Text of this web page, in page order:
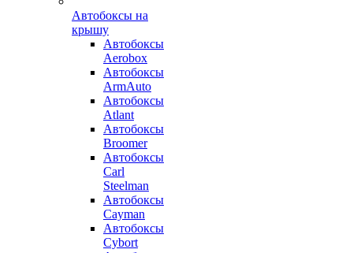
Автобоксы на
крышу
Автобоксы
Aerobox
Автобоксы
ArmAuto
Автобоксы
Atlant
Автобоксы
Broomer
Автобоксы
Carl
Steelman
Автобоксы
Cayman
Автобоксы
Cybort